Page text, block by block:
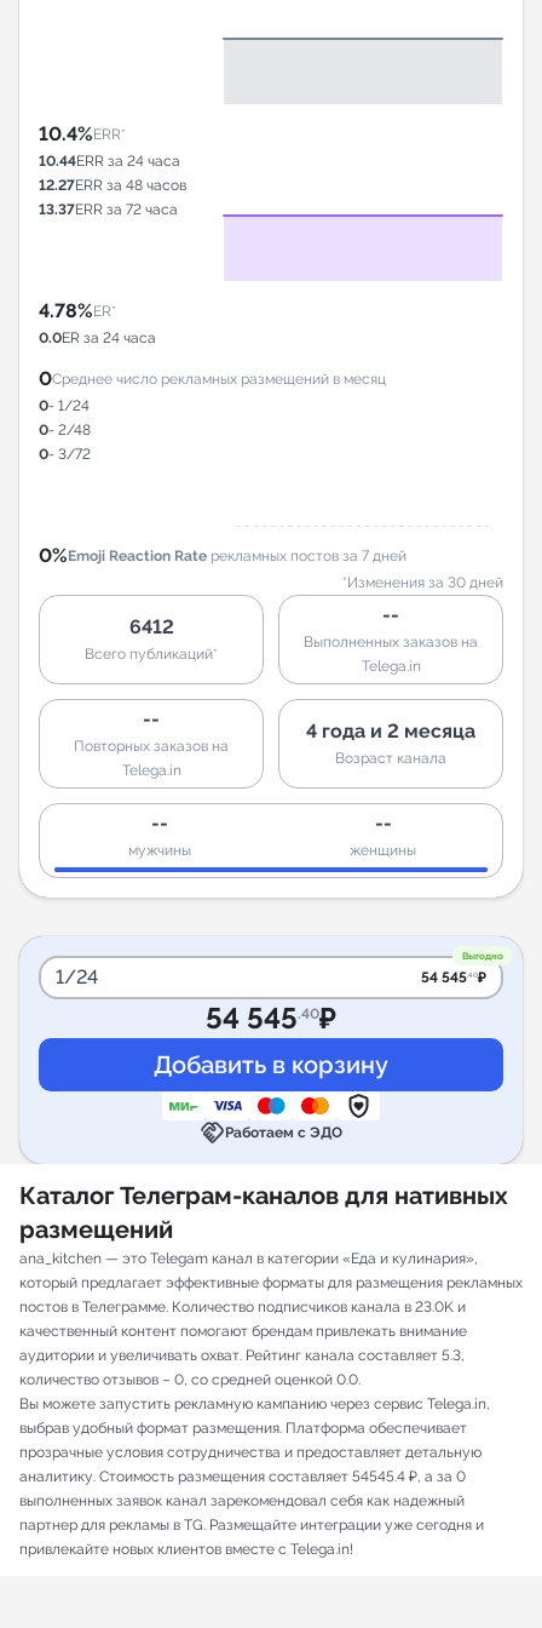
10.4%ERR*
10.44ERR за 24 часа
12.27ERR за 48 часов
13.37ERR за 72 часа
4.78%ER*
0.0ER за 24 часа
0Среднее число рекламных размещений в месяц
0- 1/24
0- 2/48
0- 3/72
0%Emoji Reaction Rate рекламных постов за 7 дней
*Изменения за 30 дней
6412
Всего публикаций*
--
Выполненных заказов на
Telega.in
--
Повторных заказов на
Telega.in
4 года и 2 месяца
Возраст канала
--
мужчины
--
женщины
Выгодно
1/24 54 545.40₽
54 545.40₽
handshakeРаботаем с ЭДО
Каталог Телеграм-каналов для нативных
размещений
ana_kitchen — это Telegam канал в категории «Еда и кулинария»,
который предлагает эффективные форматы для размещения рекламных
постов в Телеграмме. Количество подписчиков канала в 23.0K и
качественный контент помогают брендам привлекать внимание
аудитории и увеличивать охват. Рейтинг канала составляет 5.3,
количество отзывов – 0, со средней оценкой 0.0.
Вы можете запустить рекламную кампанию через сервис Telega.in,
выбрав удобный формат размещения. Платформа обеспечивает
прозрачные условия сотрудничества и предоставляет детальную
аналитику. Стоимость размещения составляет 54545.4 ₽, а за 0
выполненных заявок канал зарекомендовал себя как надежный
партнер для рекламы в TG. Размещайте интеграции уже сегодня и
привлекайте новых клиентов вместе с Telega.in!